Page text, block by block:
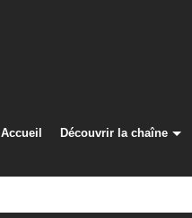
Accueil Découvrir la chaîne